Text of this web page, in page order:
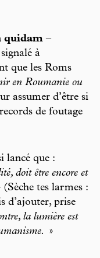
quidam –
à
que les Roms
en Roumanie ou
assumer d’être si
de foutage
lancé que :
doit être encore et
(Sèche tes larmes :
d’ajouter, prise
la lumière est
»